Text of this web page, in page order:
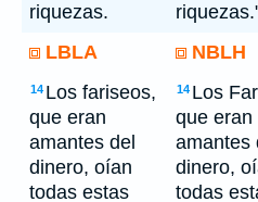
riquezas.
LBLA
NBLH
14 Los fariseos,
que eran
amantes del
dinero, oían
todas estas
14 Los
que eran
amantes
dinero,
todas